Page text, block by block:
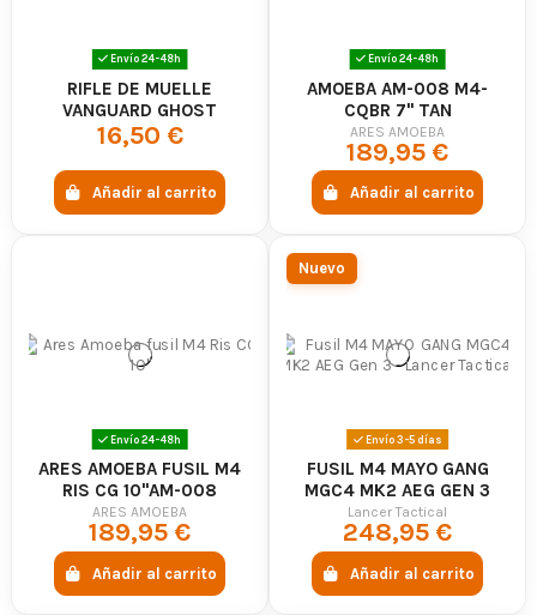
Envío 24-48h
RIFLE DE MUELLE
VANGUARD GHOST
16,50 €
Añadir al carrito
Envío 24-48h
AMOEBA AM-008 M4-
CQBR 7" TAN
ARES AMOEBA
189,95 €
Añadir al carrito
Envío 24-48h
ARES AMOEBA FUSIL M4
RIS CG 10"AM-008
ARES AMOEBA
189,95 €
Añadir al carrito
Nuevo
Envío 3-5 días
FUSIL M4 MAYO GANG
MGC4 MK2 AEG GEN 3
NEGRO - LANCER
TACTICAL
Lancer Tactical
248,95 €
Añadir al carrito